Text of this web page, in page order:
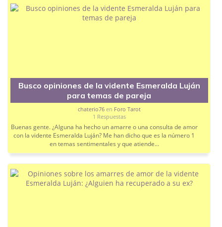
cable comentando estos detalles:
Efectividad y aciertos: ¿Qué tal es descifrando
tarifa por minuto, me interesa mucho saber si
es rápida leyendo las cartas y respondiendo o
si se entretiene demasiado.
Información concreta:¿Aporta datos
específicos y realistas o se queda en consejos
espirituales muy amplios que valen para
cualquiera?
trato es más bien distante?
Busco opiniones de la vidente Esmeralda Luján
para temas de pareja
chaterio76en Foro Tarot
1 Respuestas
Buenas gente. ¿Alguna ha hecho un amarre o una consulta de amor
con la vidente Esmeralda Luján? Me han dicho que es la número 1
en temas sentimentales y que atiende...